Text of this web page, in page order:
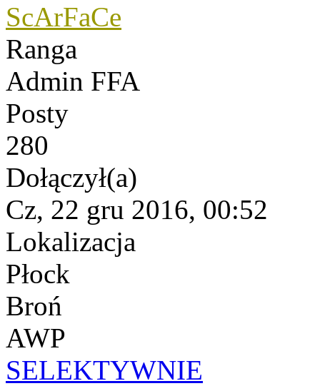
ScArFaCe
Ranga
Admin FFA
Posty
280
Dołączył(a)
Cz, 22 gru 2016, 00:52
Lokalizacja
Płock
Broń
AWP
SELEKTYWNIE